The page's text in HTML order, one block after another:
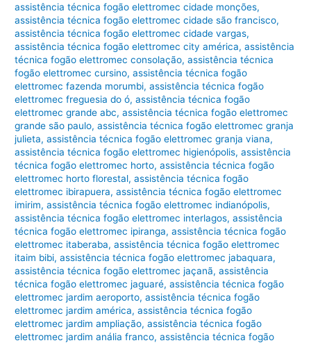
assistência técnica fogão elettromec cidade monções,
assistência técnica fogão elettromec cidade são francisco,
assistência técnica fogão elettromec cidade vargas,
assistência técnica fogão elettromec city américa,assistência
técnica fogão elettromec consolação,assistência técnica
fogão elettromec cursino,assistência técnica fogão
elettromec fazenda morumbi,assistência técnica fogão
elettromec freguesia do ó,assistência técnica fogão
elettromec grande abc,assistência técnica fogão elettromec
grande são paulo,assistência técnica fogão elettromec granja
julieta,assistência técnica fogão elettromec granja viana,
assistência técnica fogão elettromec higienópolis,assistência
técnica fogão elettromec horto,assistência técnica fogão
elettromec horto florestal,assistência técnica fogão
elettromec ibirapuera,assistência técnica fogão elettromec
imirim,assistência técnica fogão elettromec indianópolis,
assistência técnica fogão elettromec interlagos,assistência
técnica fogão elettromec ipiranga,assistência técnica fogão
elettromec itaberaba,assistência técnica fogão elettromec
itaim bibi,assistência técnica fogão elettromec jabaquara,
assistência técnica fogão elettromec jaçanã,assistência
técnica fogão elettromec jaguaré,assistência técnica fogão
elettromec jardim aeroporto,assistência técnica fogão
elettromec jardim américa,assistência técnica fogão
elettromec jardim ampliação,assistência técnica fogão
elettromec jardim anália franco,assistência técnica fogão